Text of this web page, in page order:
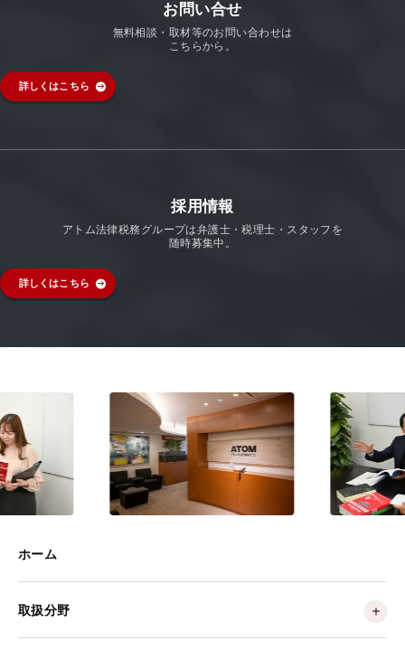
お問い合せ
無料相談・取材等のお問い合わせは
こちらから。
詳しくはこちら
採用情報
アトム法律税務グループは弁護士・税理士・スタッフを
随時募集中。
詳しくはこちら
ホーム
取扱分野